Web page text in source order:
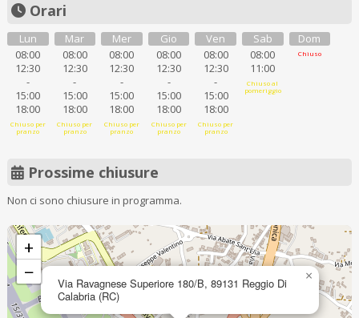
Orari
Lun
08:00
12:30
-
15:00
18:00
Chiuso per
pranzo
Mar
08:00
12:30
-
15:00
18:00
Chiuso per
pranzo
Mer
08:00
12:30
-
15:00
18:00
Chiuso per
pranzo
Gio
08:00
12:30
-
15:00
18:00
Chiuso per
pranzo
Ven
08:00
12:30
-
15:00
18:00
Chiuso per
pranzo
Sab
08:00
11:00
Chiuso al
pomeriggio
Dom
Chiuso
Prossime chiusure
Non ci sono chiusure in programma.
Via Ravagnese Superiore 180/B, 89131 Reggio Di
Calabria (RC)
×
+
−